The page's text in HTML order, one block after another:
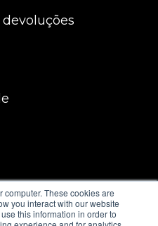
These cookies are
you interact with our website
this information in order to